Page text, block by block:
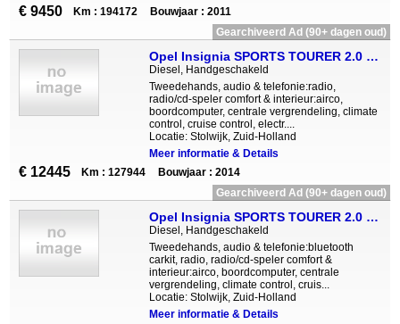
€ 9450 Km : 194172
Bouwjaar : 2011
Gearchiveerd Ad (90+ dagen oud)
Opel Insignia SPORTS TOURER 2.0 CDTI Business xenon navi
Diesel, Handgeschakeld
Tweedehands, audio & telefonie:radio,
radio/cd-speler comfort & interieur:airco,
boordcomputer, centrale vergrendeling, climate
control, cruise control, electr....
Locatie: Stolwijk, Zuid-Holland
Meer informatie & Details
€ 12445 Km : 127944
Bouwjaar : 2014
Gearchiveerd Ad (90+ dagen oud)
Opel Insignia SPORTS TOURER 2.0 CDTi Edition Navi, 18 inch LM v
Diesel, Handgeschakeld
Tweedehands, audio & telefonie:bluetooth
carkit, radio, radio/cd-speler comfort &
interieur:airco, boordcomputer, centrale
vergrendeling, climate control, cruis...
Locatie: Stolwijk, Zuid-Holland
Meer informatie & Details